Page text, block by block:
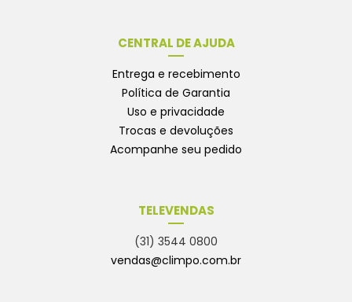
CENTRAL DE AJUDA
Entrega e recebimento
Política de Garantia
Uso e privacidade
Trocas e devoluções
Acompanhe seu pedido
TELEVENDAS
(31) 3544 0800
vendas@climpo.com.br